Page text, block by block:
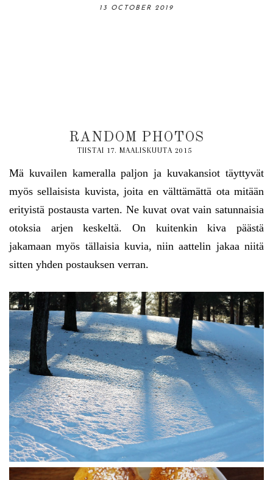
13 OCTOBER 2019
06 OCTOBER 2019
31 AUGUST 2019
18 AUGUST 2019
RANDOM PHOTOS
TIISTAI 17. MAALISKUUTA 2015
Mä kuvailen kameralla paljon ja kuvakansiot täyttyvät
myös sellaisista kuvista, joita en välttämättä ota mitään
erityistä postausta varten. Ne kuvat ovat vain satunnaisia
otoksia arjen keskeltä. On kuitenkin kiva päästä
jakamaan myös tällaisia kuvia, niin aattelin jakaa niitä
sitten yhden postauksen verran.